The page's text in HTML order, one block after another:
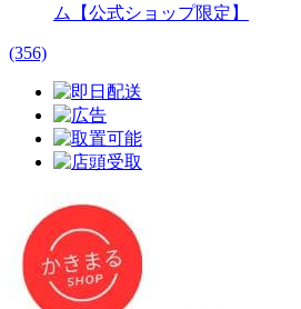
ム【公式ショップ限定】
(356)